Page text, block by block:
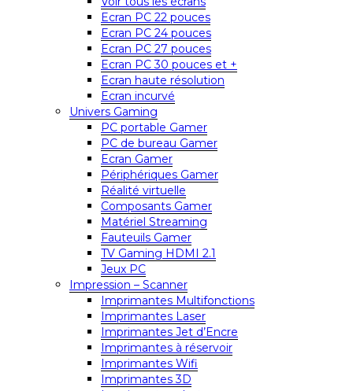
Ecran PC 22 pouces
Ecran PC 24 pouces
Ecran PC 27 pouces
Ecran PC 30 pouces et +
Ecran haute résolution
Ecran incurvé
Univers Gaming
PC portable Gamer
PC de bureau Gamer
Ecran Gamer
Périphériques Gamer
Réalité virtuelle
Composants Gamer
Matériel Streaming
Fauteuils Gamer
TV Gaming HDMI 2.1
Jeux PC
Impression – Scanner
Imprimantes Multifonctions
Imprimantes Laser
Imprimantes Jet d’Encre
Imprimantes à réservoir
Imprimantes Wifi
Imprimantes 3D